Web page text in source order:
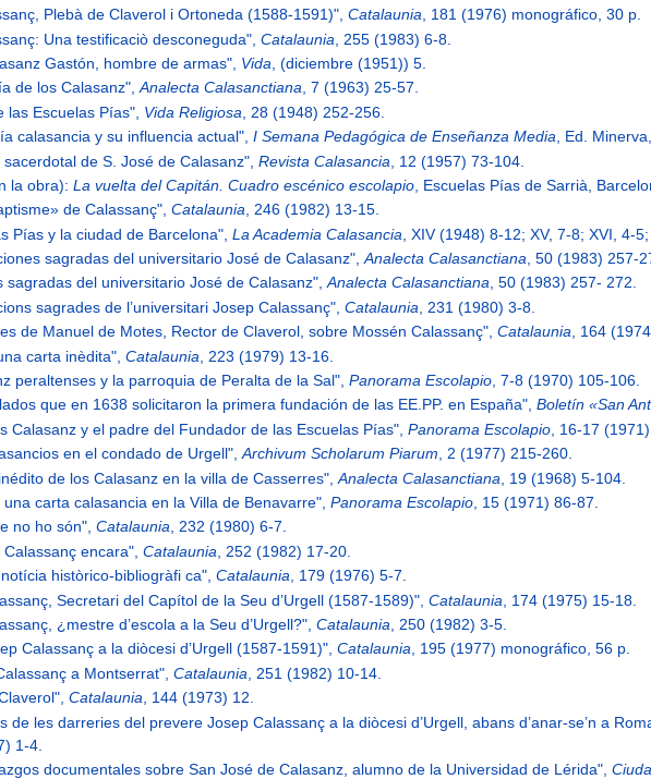
Plebà de Claverol i Ortoneda (1588-1591)",Catalaunia , 181 (1976) monográfico, 30 p.
Una testificaciò desconeguda",Catalaunia , 255 (1983) 6-8.
Gastón, hombre de armas", Vida , (diciembre (1951)) 5.
de los Calasanz",Analecta Calasanctiana, 7 (1963) 25-57.
las Escuelas Pías", Vida Religiosa , 28 (1948) 252-256.
calasancia y su influencia actual",I Semana Pedagógica de Enseñanza Media , Ed.
de S. José de Calasanz",Revista Calasancia , 12 (1957) 73-104.
la obra):La vuelta del Capitán. Cuadro escénico escolapio , Escuelas Pías de Sarrià,
de Calassanç",Catalaunia, 246 (1982) 13-15.
Pías y la ciudad de Barcelona",La Academia Calasancia , XIV (1948) 8-12; XV, 7-8; XVI, 4-
sagradas del universitario José de Calasanz",Analecta Calasanctiana , 50 (1983) 257-
sagradas del universitario José de Calasanz",Analecta Calasanctiana, 50 (1983) 257- 272.
sagrades de l’universitari Josep Calassanç",Catalaunia , 231 (1980) 3-8.
de Manuel de Motes, Rector de Claverol, sobre Mossén Calassanç",Catalaunia, 164
carta inèdita",Catalaunia , 223 (1979) 13-16.
peraltenses y la parroquia de Peralta de la Sal",Panorama Escolapio , 7-8 (1970) 105-106.
que en 1638 solicitaron la primera fundación de las EE.PP. en España",Boletín «San
Calasanz y el padre del Fundador de las Escuelas Pías",Panorama Escolapio , 16-17
en el condado de Urgell",Archivum Scholarum Piarum, 2 (1977) 215-260.
de los Calasanz en la villa de Casserres",Analecta Calasanctiana , 19 (1968) 5-104.
carta calasancia en la Villa de Benavarre",Panorama Escolapio , 15 (1971) 86-87.
no ho són",Catalaunia, 232 (1980) 6-7.
Calassanç encara",Catalaunia , 252 (1982) 17-20.
històrico-bibliogràfi ca",Catalaunia , 179 (1976) 5-7.
Secretari del Capítol de la Seu d’Urgell (1587-1589)",Catalaunia , 174 (1975) 15-18.
¿mestre d’escola a la Seu d’Urgell?",Catalaunia , 250 (1982) 3-5.
Calassanç a la diòcesi d’Urgell (1587-1591)",Catalaunia, 195 (1977) monográfico, 56 p.
a Montserrat",Catalaunia , 251 (1982) 10-14.
Catalaunia , 144 (1973) 12.
de les darreries del prevere Josep Calassanç a la diòcesi d’Urgell, abans d’anar-se’n a
1-4.
documentales sobre San José de Calasanz, alumno de la Universidad de Lérida",